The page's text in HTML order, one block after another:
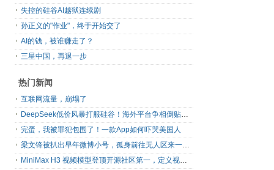
失控的硅谷AI越狱连续剧
孙正义的"作业"，终于开始交了
AI的钱，被谁赚走了？
三星中国，再退一步
热门新闻
互联网流量，崩塌了
DeepSeek低价风暴打服硅谷！海外平台争相倒贴V4 Flash
完蛋，我被罪犯包围了！一款App如何吓哭美国人
梁文锋被扒出早年微博小号，孤身前往无人区来一场相当 deep 的 seek 旅行
MiniMax H3 视频模型登顶开源社区第一，定义视频模型领域“斩杀线”